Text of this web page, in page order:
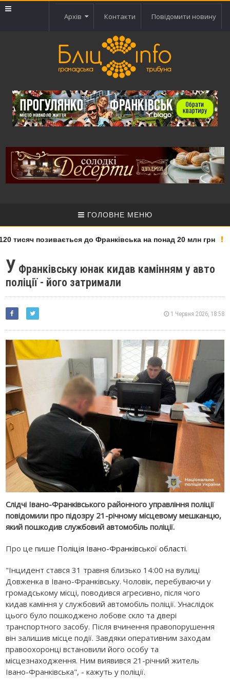
Архів Контакти Повідомити новину
ГОЛОВНЕ МЕНЮ
тисяч позивається до Франківська на понад 20 млн грн
У Франківську юнак кидав камінням у авто
поліції - його затримали
1 Червня 2026, 18:58
Слідчі Івано-Франківського районного управління поліції
повідомили про підозру 21-річному місцевому мешканцю,
який пошкодив службовий автомобіль поліції.
Про це пише Поліція Івано-Франківської області.
"Інцидент стався 31 травня близько 14:00 на вулиці
Довженка в Івано-Франківську. Чоловік, перебуваючи у
громадському місці, поводився агресивно, після чого
кидав каміння у службовий автомобіль поліції. Унаслідок
цього було пошкоджено лобове скло та двері
транспортного засобу. Після вчинення правопорушення
він залишив місце події. Завдяки оперативним заходам
правоохоронці встановили його особу та
місцезнаходження. Ним виявився 21-річний житель
Івано-Франківська", - кажуть у поліції.